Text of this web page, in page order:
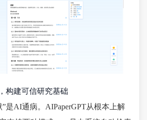
构建可信研究基础
是AI通病。AIPaperGPT从根本上解